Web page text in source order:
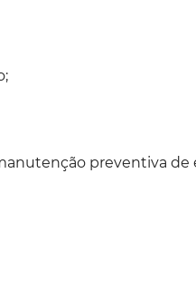
preventiva